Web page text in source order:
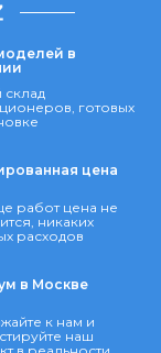
в
готовых
цена
работ цена не
никаких
расходов
в Москве
к нам и
наш